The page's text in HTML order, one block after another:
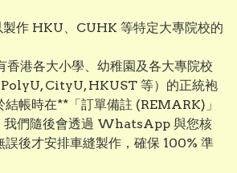
製作 HKU、CUHK 等特定大專院校的
香港各大小學、幼稚園及各大專院校
PolyU, CityU, HKUST 等）的正統袍
結帳時在**「訂單備註 (REMARK)」
我們隨後會透過 WhatsApp 與您核
誤後才安排車縫製作，確保 100% 準